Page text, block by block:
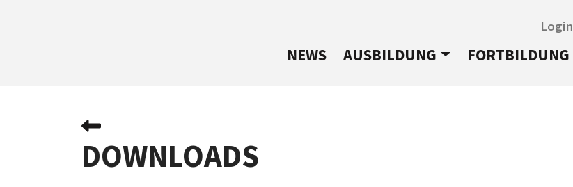
NEWS AUSBILDUNG FORTBILDUNG
Login
DOWNLOADS